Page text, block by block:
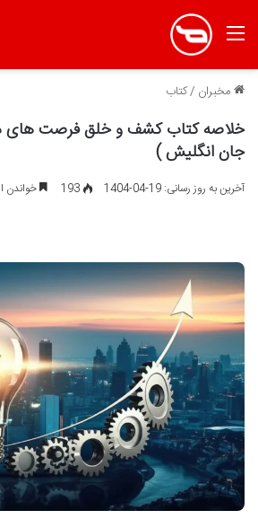
منو
مخبران /کتاب
خلاصه کتاب کشف و خلق فرصت های
جان انگلیش )
آخرین به روز رسانی: 19-04-1404 193 خواندن این